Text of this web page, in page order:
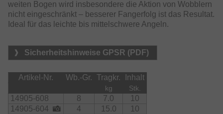
weiten Bogen wird insbesondere die Aktion von Wobblern
nicht eingeschränkt – besserer Fangerfolg ist das Resultat.
Ideal für das leichte bis mittelschwere Angeln.
Sicherheitshinweise GPSR (PDF)
Artikel-Nr. Wb.-Gr. Tragkr. Inhalt
kg Stk.
14905-608 8 7.0
10
14905-604
4 15.0
10